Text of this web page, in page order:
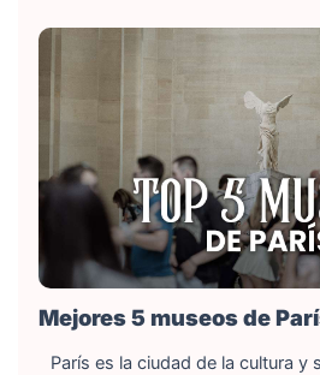
Mejores 5 museos de
París es la ciudad de la cultura y